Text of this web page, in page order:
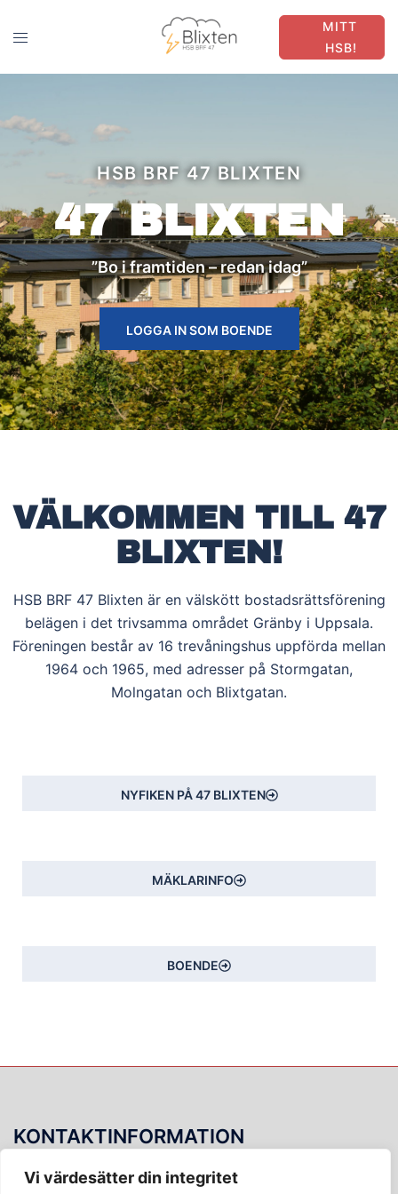
Vi värdesätter din integritet
MITT
HSB!
HSB BRF 47 BLIXTEN
47 BLIXTEN
”Bo i framtiden – redan idag”
LOGGA IN SOM BOENDE
VÄLKOMMEN TILL 47
BLIXTEN!
HSB BRF 47 Blixten är en välskött bostadsrättsförening
belägen i det trivsamma området Gränby i Uppsala.
Föreningen består av 16 trevåningshus uppförda mellan
1964 och 1965, med adresser på Stormgatan,
Molngatan och Blixtgatan.
NYFIKEN PÅ 47 BLIXTEN
MÄKLARINFO
BOENDE
KONTAKTINFORMATION